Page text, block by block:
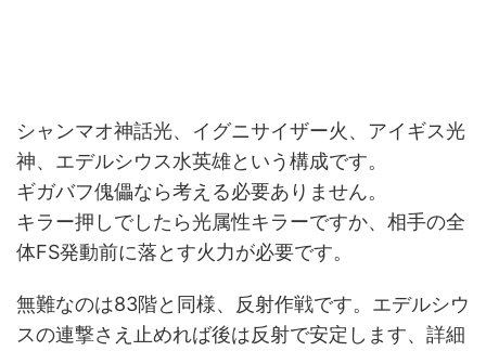
シャンマオ神話光、イグニサイザー火、アイギス光
神、エデルシウス水英雄という構成です。
ギガバフ傀儡なら考える必要ありません。
キラー押しでしたら光属性キラーですか、相手の全
体FS発動前に落とす火力が必要です。
無難なのは83階と同様、反射作戦です。エデルシウ
スの連撃さえ止めれば後は反射で安定します、詳細